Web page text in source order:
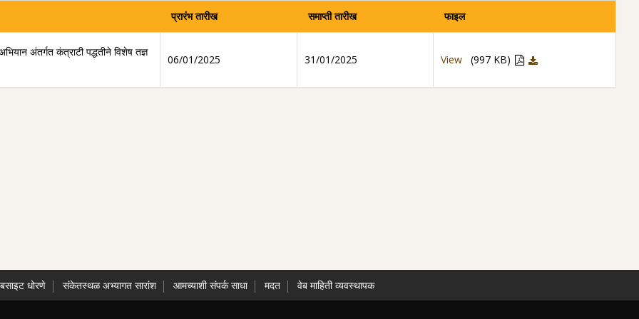
प्रारंभ तारीख समाप्ती तारीख फाइल
अंतर्गत कंत्राटी पद्धतीने विशेष तज्ञ
06/01/2025 31/01/2025 View (997 KB)
धोरणे संकेतस्थळ अभ्यागत सारांश आमच्याशी संपर्क साधा मदत वेब माहिती व्यवस्थापक